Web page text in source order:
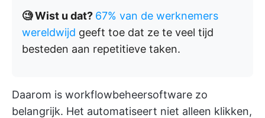
🧐 Wist u dat? 67% van de werknemers
wereldwijd geeft toe dat ze te veel tijd
besteden aan repetitieve taken.
Daarom is workflowbeheersoftware zo
belangrijk. Het automatiseert niet alleen klikken,